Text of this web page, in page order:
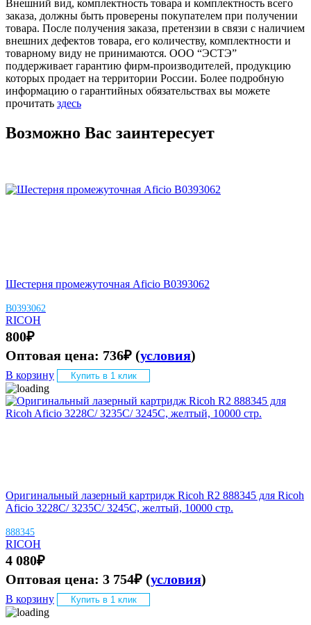
Внешний вид, комплектность товара и комплектность всего
заказа, должны быть проверены покупателем при получении
товара. После получения заказа, претензии в связи с наличием
внешних дефектов товара, его количеству, комплектности и
товарному виду не принимаются. ООО “ЭСТЭ”
поддерживает гарантию фирм-производителей, продукцию
которых продает на территории России. Более подробную
информацию о гарантийных обязательствах вы можете
прочитать здесь
Возможно Вас заинтересует
Шестерня промежуточная Aficio B0393062
B0393062
RICOH
800₽
Оптовая цена: 736₽ (условия)
В корзину Купить в 1 клик
Оригинальный лазерный картридж Ricoh R2 888345 для Ricoh
Aficio 3228C/ 3235C/ 3245C, желтый, 10000 стр.
888345
RICOH
4 080₽
Оптовая цена: 3 754₽ (условия)
В корзину Купить в 1 клик